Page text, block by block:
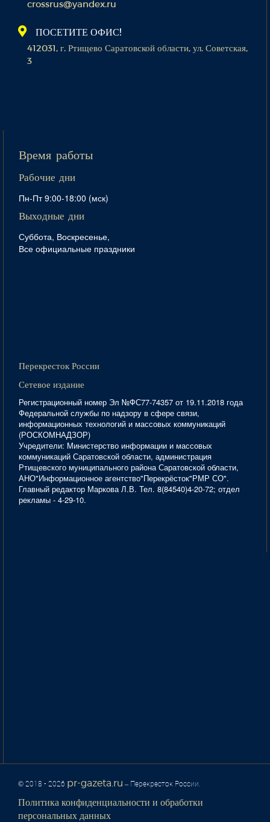
crossrus@yandex.ru
ПОСЕТИТЕ ОФИС!
412031, г. Ртищево Саратовской области, ул. Советская,
3
Время работы
Рабочие дни
Пн-Пт 9:00-18:00 (мск)
Выходные дни
Суббота, Воскресенье,
Все официальные праздники
Перекресток России
Сетевое издание
Регистрационный номер Эл №ФС77-74357 от 19.11.2018 года
Федеральной службы по надзору в сфере связи,
информационных технологий и массовых коммуникаций
(РОСКОМНАДЗОР)
Учредители: Министерство информации и массовых
коммуникаций Саратовской области, администрация
Ртищевского муниципального района Саратовской области,
АНО"Информационное агентство"Перекрёсток"РМР СО".
Главный редактор Маркова Л.В. Тел. 8(84540)4-20-72; отдел
рекламы - 4-29-10.
© 2018 - 2026 pr-gazeta.ru – Перекресток России.
Политика конфиденциальности и обработки
персональных данных